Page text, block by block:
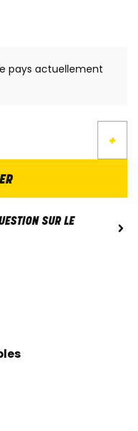
pays actuellement
+
SUR LE